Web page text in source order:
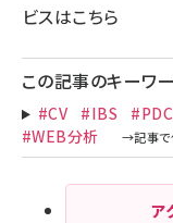
ビスはこちら
この記事のキーワ
#CV #IBS
#WEB分析
ア